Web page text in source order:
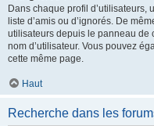
Dans chaque profil d’utilisateurs,
liste d’amis ou d’ignorés. De
utilisateurs depuis le panneau de
nom d’utilisateur. Vous pouvez
cette même page.
Haut
Recherche dans les